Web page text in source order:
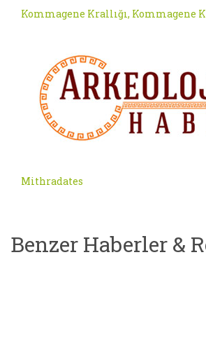
Kommagene Krallığı, Kommagene
Mithradates
Benzer Haberler &